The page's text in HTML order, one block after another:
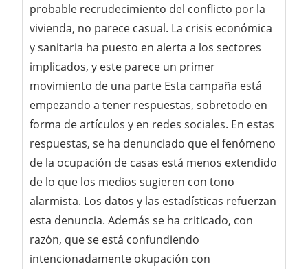
probable recrudecimiento del conflicto por la
vivienda, no parece casual. La crisis económica
y sanitaria ha puesto en alerta a los sectores
implicados, y este parece un primer
movimiento de una parte Esta campaña está
empezando a tener respuestas, sobretodo en
forma de artículos y en redes sociales. En estas
respuestas, se ha denunciado que el fenómeno
de la ocupación de casas está menos extendido
de lo que los medios sugieren con tono
alarmista. Los datos y las estadísticas refuerzan
esta denuncia. Además se ha criticado, con
razón, que se está confundiendo
intencionadamente okupación con